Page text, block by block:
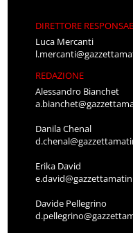
DIRETTORE
Luca Mercanti
REDAZIONE
Alessandro Bianchet
Danila Chenal
Erika David
Davide Pellegrino